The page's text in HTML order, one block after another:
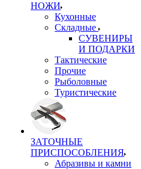
НОЖИ
Кухонные
Складные
СУВЕНИРЫ
И ПОДАРКИ
Тактические
Прочие
Рыболовные
Туристические
ЗАТОЧНЫЕ
ПРИСПОСОБЛЕНИЯ
Абразивы и камни